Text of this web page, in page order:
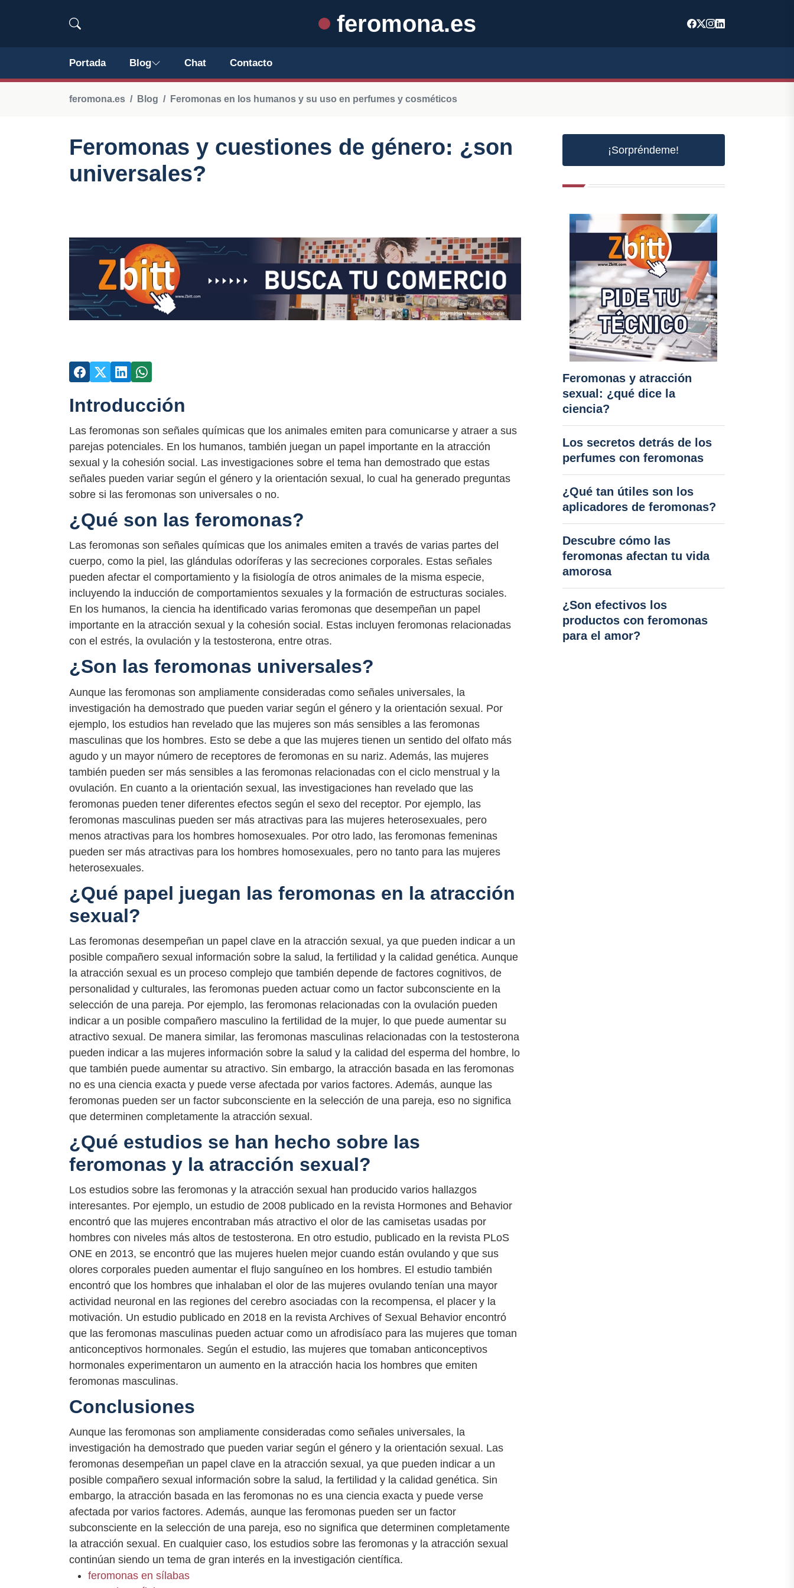
feromona.es
Portada Blog Chat Contacto
feromona.es Blog Feromonas en los humanos y su uso en perfumes y cosméticos
Feromonas y cuestiones de género: ¿son
universales?
Introducción
Las feromonas son señales químicas que los animales emiten para comunicarse y atraer a sus
parejas potenciales. En los humanos, también juegan un papel importante en la atracción
sexual y la cohesión social. Las investigaciones sobre el tema han demostrado que estas
señales pueden variar según el género y la orientación sexual, lo cual ha generado preguntas
sobre si las feromonas son universales o no.
¿Qué son las feromonas?
Las feromonas son señales químicas que los animales emiten a través de varias partes del
cuerpo, como la piel, las glándulas odoríferas y las secreciones corporales. Estas señales
pueden afectar el comportamiento y la fisiología de otros animales de la misma especie,
incluyendo la inducción de comportamientos sexuales y la formación de estructuras sociales.
En los humanos, la ciencia ha identificado varias feromonas que desempeñan un papel
importante en la atracción sexual y la cohesión social. Estas incluyen feromonas relacionadas
con el estrés, la ovulación y la testosterona, entre otras.
¿Son las feromonas universales?
Aunque las feromonas son ampliamente consideradas como señales universales, la
investigación ha demostrado que pueden variar según el género y la orientación sexual. Por
ejemplo, los estudios han revelado que las mujeres son más sensibles a las feromonas
masculinas que los hombres. Esto se debe a que las mujeres tienen un sentido del olfato más
agudo y un mayor número de receptores de feromonas en su nariz. Además, las mujeres
también pueden ser más sensibles a las feromonas relacionadas con el ciclo menstrual y la
ovulación. En cuanto a la orientación sexual, las investigaciones han revelado que las
feromonas pueden tener diferentes efectos según el sexo del receptor. Por ejemplo, las
feromonas masculinas pueden ser más atractivas para las mujeres heterosexuales, pero
menos atractivas para los hombres homosexuales. Por otro lado, las feromonas femeninas
pueden ser más atractivas para los hombres homosexuales, pero no tanto para las mujeres
heterosexuales.
¿Qué papel juegan las feromonas en la atracción
sexual?
Las feromonas desempeñan un papel clave en la atracción sexual, ya que pueden indicar a un
posible compañero sexual información sobre la salud, la fertilidad y la calidad genética. Aunque
la atracción sexual es un proceso complejo que también depende de factores cognitivos, de
personalidad y culturales, las feromonas pueden actuar como un factor subconsciente en la
selección de una pareja. Por ejemplo, las feromonas relacionadas con la ovulación pueden
indicar a un posible compañero masculino la fertilidad de la mujer, lo que puede aumentar su
atractivo sexual. De manera similar, las feromonas masculinas relacionadas con la testosterona
pueden indicar a las mujeres información sobre la salud y la calidad del esperma del hombre, lo
que también puede aumentar su atractivo. Sin embargo, la atracción basada en las feromonas
no es una ciencia exacta y puede verse afectada por varios factores. Además, aunque las
feromonas pueden ser un factor subconsciente en la selección de una pareja, eso no significa
que determinen completamente la atracción sexual.
¿Qué estudios se han hecho sobre las
feromonas y la atracción sexual?
Los estudios sobre las feromonas y la atracción sexual han producido varios hallazgos
interesantes. Por ejemplo, un estudio de 2008 publicado en la revista Hormones and Behavior
encontró que las mujeres encontraban más atractivo el olor de las camisetas usadas por
hombres con niveles más altos de testosterona. En otro estudio, publicado en la revista PLoS
ONE en 2013, se encontró que las mujeres huelen mejor cuando están ovulando y que sus
olores corporales pueden aumentar el flujo sanguíneo en los hombres. El estudio también
encontró que los hombres que inhalaban el olor de las mujeres ovulando tenían una mayor
actividad neuronal en las regiones del cerebro asociadas con la recompensa, el placer y la
motivación. Un estudio publicado en 2018 en la revista Archives of Sexual Behavior encontró
que las feromonas masculinas pueden actuar como un afrodisíaco para las mujeres que toman
anticonceptivos hormonales. Según el estudio, las mujeres que tomaban anticonceptivos
hormonales experimentaron un aumento en la atracción hacia los hombres que emiten
feromonas masculinas.
Conclusiones
Aunque las feromonas son ampliamente consideradas como señales universales, la
investigación ha demostrado que pueden variar según el género y la orientación sexual. Las
feromonas desempeñan un papel clave en la atracción sexual, ya que pueden indicar a un
posible compañero sexual información sobre la salud, la fertilidad y la calidad genética. Sin
embargo, la atracción basada en las feromonas no es una ciencia exacta y puede verse
afectada por varios factores. Además, aunque las feromonas pueden ser un factor
subconsciente en la selección de una pareja, eso no significa que determinen completamente
la atracción sexual. En cualquier caso, los estudios sobre las feromonas y la atracción sexual
continúan siendo un tema de gran interés en la investigación científica.
feromonas en sílabas
¡Sorpréndeme!
Feromonas y atracción
sexual: ¿qué dice la
ciencia?
Los secretos detrás de los
perfumes con feromonas
¿Qué tan útiles son los
aplicadores de feromonas?
Descubre cómo las
feromonas afectan tu vida
amorosa
¿Son efectivos los
productos con feromonas
para el amor?